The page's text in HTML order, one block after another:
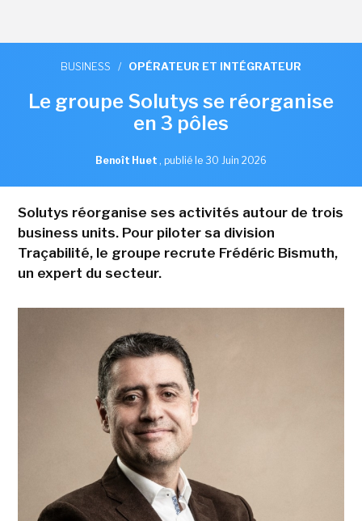
BUSINESS / OPÉRATEUR ET INTÉGRATEUR
Le groupe Solutys se réorganise
en 3 pôles
Benoît Huet , publié le 30 Juin 2026
Solutys réorganise ses activités autour de trois
business units. Pour piloter sa division
Traçabilité, le groupe recrute Frédéric Bismuth,
un expert du secteur.